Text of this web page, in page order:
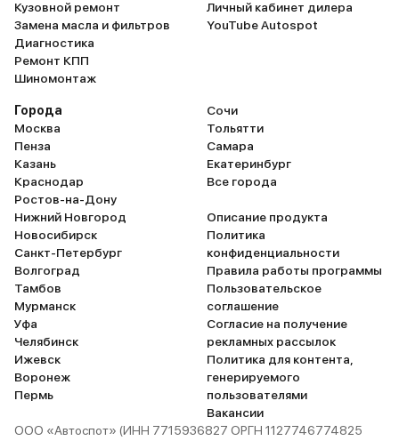
версией, стало вроде
комфортнее, улучшился
не видно, да и выглядит дорого и
респектабельно. Есть, конечно, в
TLC 200 весьма спорные
моменты, вроде совершенно
некачественного салонного
освещения или нормальной
штатной навигации, но эти
вопросы я обычно решаю быстро
и безболезненно путём передачи
авто в надёжные и проверенные
руки знающих людей. При этом
они же делают мне реальную
подготовку машины к долгой и
счастливой эксплуатации:
дополняют шумку, обрабатывают
кузов и салон всякими крутыми
штуками, чтоб не налипало, не
ещё меньше шумело (то есть
Однозначно, крузер не
предназначен для
не стоит. Кожаный
стала чуть более
Нравится климат-
мультимедиа. Общий
комфорта на пять с
при этом постепенно
некоторые
существенный из ни, на
взгляд – это руль. Он
гораздо тяжелее. Ну и
салоне весьма
при явно улучшенном
Расход топлива за
зависимости от
самой дороги
до 17 литров на 100 км,
Кузовной ремонт
Замена масла и фильтров
Диагностика
Ремонт КПП
Шиномонтаж
Личный кабинет дилера
YouTube Autospot
Города
Москва
Пенза
Казань
Краснодар
Ростов-на-Дону
Нижний Новгород
Новосибирск
Санкт-Петербург
Волгоград
Тамбов
Мурманск
Уфа
Челябинск
Ижевск
Воронеж
Пермь
Сочи
Тольятти
Самара
Екатеринбург
Все города
Описание продукта
Политика
конфиденциальности
Правила работы программы
Пользовательское
соглашение
Согласие на получение
рекламных рассылок
Политика для контента,
генерируемого
пользователями
Вакансии
ООО «Автоспот» (ИНН 7715936827 ОРГН 1127746774825